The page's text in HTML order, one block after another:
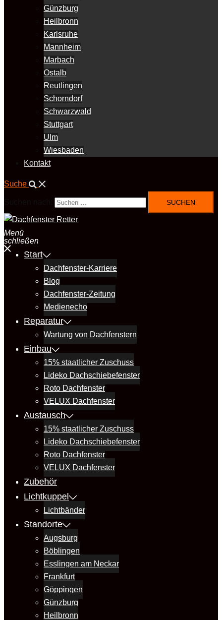
Günzburg
Heilbronn
Karlsruhe
Mannheim
Marbach
Ostalb
Reutlingen
Schorndorf
Schwarzwald
Stuttgart
Ulm
Wiesbaden
Kontakt
Suche
Menü
schließen
Start
Dachfenster-Karriere
Blog
Dachfenster-Zeitung
Medienecho
Reparatur
Wartung von Dachfenstern
Einbau
15% staatlicher Zuschuss
Lideko Dachschiebefenster
Roto Dachfenster
VELUX Dachfenster
Austausch
15% staatlicher Zuschuss
Lideko Dachschiebefenster
Roto Dachfenster
VELUX Dachfenster
Zubehör
Lichtkuppel
Lichtbänder
Standorte
Augsburg
Böblingen
Esslingen am Neckar
Frankfurt
Göppingen
Günzburg
Heilbronn